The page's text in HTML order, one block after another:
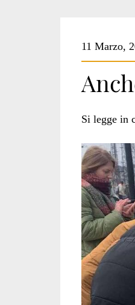
11 Marzo,
Si legge in